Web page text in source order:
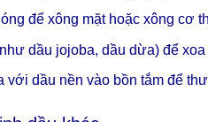
để xông mặt hoặc xông cơ
dầu jojoba, dầu dừa) để
với dầu nền vào bồn tắm để